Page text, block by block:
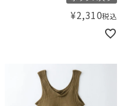
¥2,310税込